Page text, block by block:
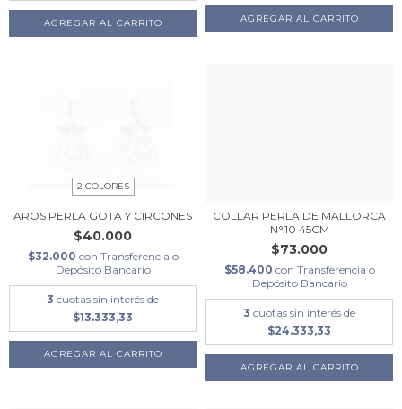
AGREGAR AL CARRITO
2 COLORES
AROS PERLA GOTA Y CIRCONES
$40.000
$32.000 con Transferencia o
Depósito Bancario
3 cuotas sin interés de
$13.333,33
AGREGAR AL CARRITO
COLLAR PERLA DE MALLORCA
N°10 45CM
$73.000
$58.400 con Transferencia o
Depósito Bancario
3 cuotas sin interés de
$24.333,33